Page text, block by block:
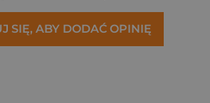
SIĘ, ABY DODAĆ OPINIĘ